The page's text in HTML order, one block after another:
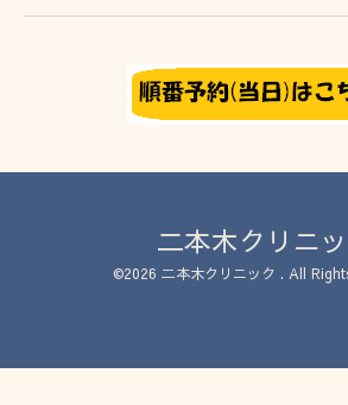
二本木クリニ
©2026 二本木クリニック . All